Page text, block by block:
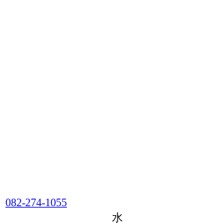
082-274-1055
水